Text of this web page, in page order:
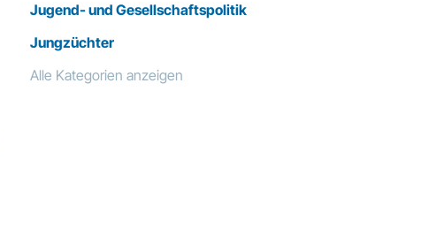
Jugend- und Gesellschaftspolitik
Jungzüchter
Alle Kategorien anzeigen